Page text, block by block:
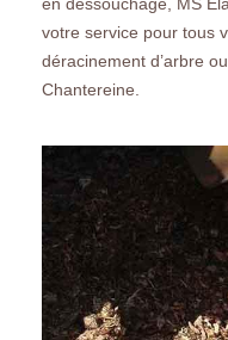
votre service pour tous
déracinement d’arbre
Chantereine.